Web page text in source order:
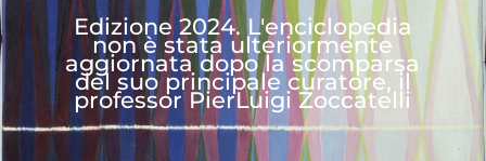
Edizione 2024. L'enciclopedia
non è stata ulteriormente
aggiornata dopo la scomparsa
del suo principale curatore, il
professor PierLuigi Zoccatelli